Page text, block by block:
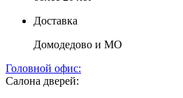
Доставка
Домодедово и МО
Головной офис:
Салона дверей: